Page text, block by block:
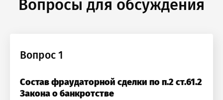
Вопросы для обсуждения
Вопрос 1
Состав фраудаторной сделки по п.2 ст.61.2
Закона о банкротстве